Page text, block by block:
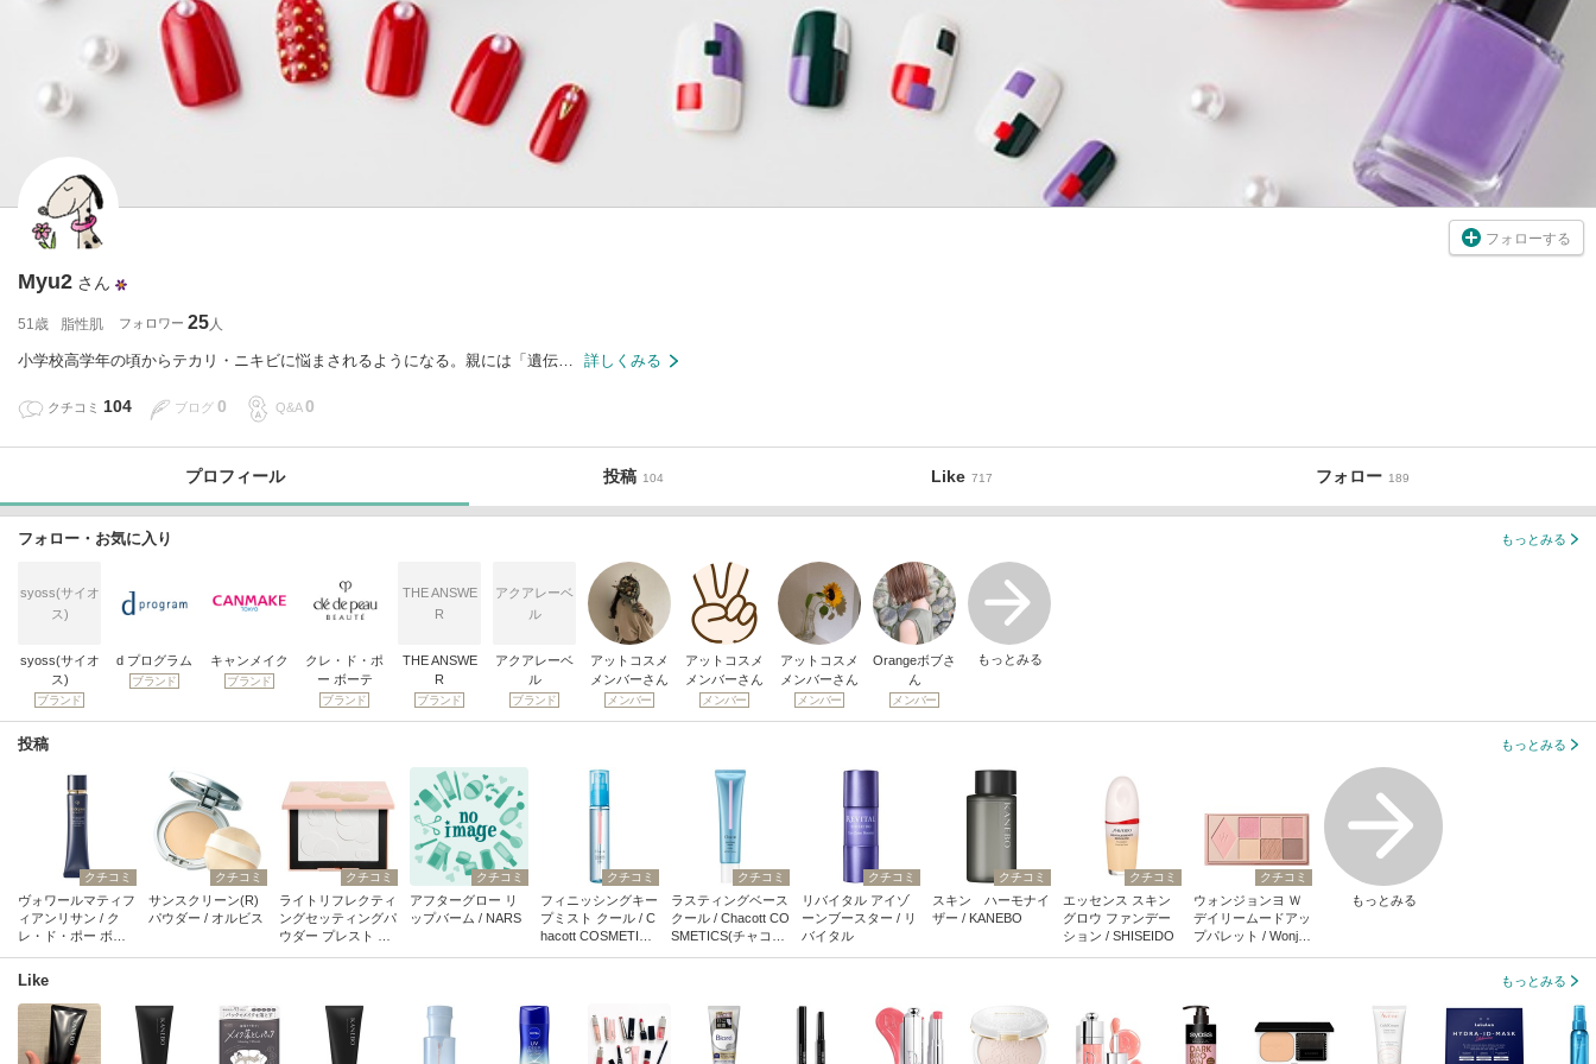
フォローする
Myu2 さん
51歳 脂性肌 フォロワー 25
小学校高学年の頃からテカリ・ニキビに悩まされるようになる。親には「遺伝… 詳しくみる
クチコミ 104 ブログ 0 Q&A 0
プロフィール 投稿 104 Like 717 フォロー 189
フォロー・お気に入り もっとみる
syoss(サイオ
ス)
syoss(サイオ
ス)
ブランド
d プログラム
ブランド
キャンメイク
ブランド
クレ・ド・ポ
ー ボーテ
ブランド
THE ANSWE
R
THE ANSWE
R
ブランド
アクアレーベ
ル
アクアレーベ
ル
ブランド
アットコスメ
メンバーさん
メンバー
アットコスメ
メンバーさん
メンバー
アットコスメ
メンバーさん
メンバー
Orangeボブさ
ん
メンバー
もっとみる
投稿 もっとみる
クチコミ
ヴォワールマティフ
ィアンリサン / ク
レ・ド・ポー ボー
クチコミ
サンスクリーン(R)
パウダー / オルビス
クチコミ
ライトリフレクティ
ングセッティングパ
ウダー プレスト N /
クチコミ
アフターグロー リ
ップバーム / NARS
クチコミ
フィニッシングキー
プミスト クール / C
hacott COSMETICS
クチコミ
ラスティングベース
クール / Chacott CO
SMETICS(チャコッ
クチコミ
リバイタル アイゾ
ーンブースター / リ
バイタル
クチコミ
スキン ハーモナイ
ザー / KANEBO
クチコミ
エッセンス スキン
グロウ ファンデー
ション / SHISEIDO
クチコミ
ウォンジョンヨ Ｗ
デイリームードアッ
プパレット / Wonjun
もっとみる
Like もっとみる